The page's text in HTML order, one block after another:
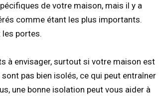
de votre maison, mais il y a
comme étant les plus importants.
les portes.
à envisager, surtout si votre maison est
pas bien isolés, ce qui peut entraîner
une bonne isolation peut vous aider à